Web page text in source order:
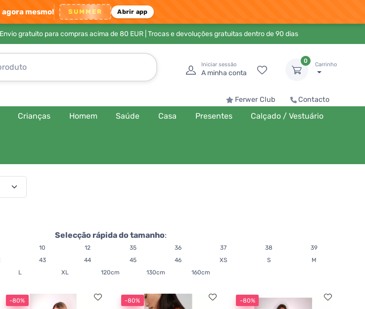
agora mesmo! SUMMER Abrir app
Envio gratuito para compras acima de 80 EUR| Trocas e devoluções gratuitas dentro de 90 dias
Iniciar sessão
A minha conta
0
Carrinho
Ferwer Club Contacto
Crianças Homem Saúde Casa Presentes Calçado / Vestuário
Selecção rápida do tamanho:
10 12 35 36 37 38
39
43 44 45 46 XS S
M
L
XL 120cm 130cm 160cm
-80% -80% -80%